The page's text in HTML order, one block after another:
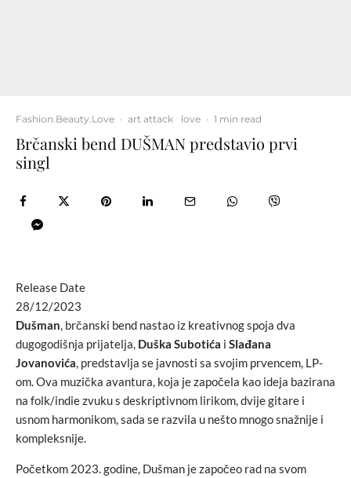
Fashion.Beauty.Love · art attack love · 1 min read
Brčanski bend DUŠMAN predstavio prvi
singl
Release Date
28/12/2023
Dušman, brčanski bend nastao iz kreativnog spoja dva
dugogodišnja prijatelja, Duška Subotića i Slađana
Jovanovića, predstavlja se javnosti sa svojim prvencem, LP-
om. Ova muzička avantura, koja je započela kao ideja bazirana
na folk/indie zvuku s deskriptivnom lirikom, dvije gitare i
usnom harmonikom, sada se razvila u nešto mnogo snažnije i
kompleksnije.
Početkom 2023. godine, Dušman je započeo rad na svom